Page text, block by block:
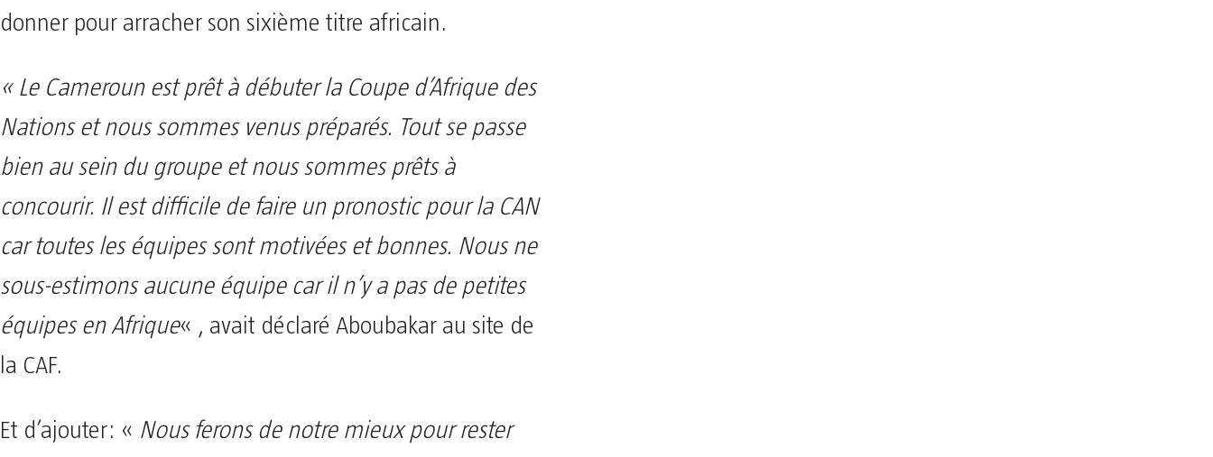
donner pour arracher son sixième titre africain.
« Le Cameroun est prêt à débuter la Coupe d’Afrique des
Nations et nous sommes venus préparés. Tout se passe
bien au sein du groupe et nous sommes prêts à
concourir. Il est difficile de faire un pronostic pour la CAN
car toutes les équipes sont motivées et bonnes. Nous ne
sous-estimons aucune équipe car il n’y a pas de petites
équipes en Afrique« , avait déclaré Aboubakar au site de
la CAF.
Et d’ajouter: « Nous ferons de notre mieux pour rester